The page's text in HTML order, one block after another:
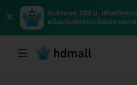
×
รับส่วนลด 200 บ. เพียงโหล
พร้อมรับสิทธิประโยชน์มากมาย